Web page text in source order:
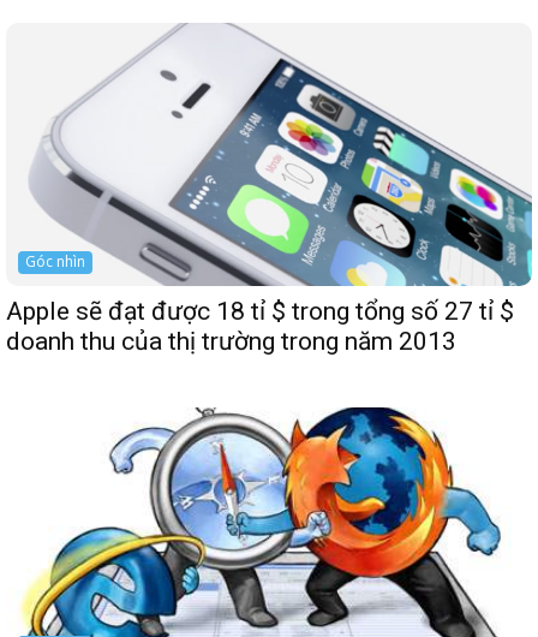
Góc nhìn
Apple sẽ đạt được 18 tỉ $ trong tổng số 27 tỉ $
doanh thu của thị trường trong năm 2013